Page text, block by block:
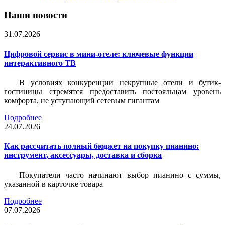
Наши новости
31.07.2026
Цифровой сервис в мини-отеле: ключевые функции
интерактивного ТВ
В условиях конкуренции некрупные отели и бутик-
гостиницы стремятся предоставить постояльцам уровень
комфорта, не уступающий сетевым гигантам
Подробнее
24.07.2026
Как рассчитать полный бюджет на покупку пианино:
инструмент, аксессуары, доставка и сборка
Покупатели часто начинают выбор пианино с суммы,
указанной в карточке товара
Подробнее
07.07.2026